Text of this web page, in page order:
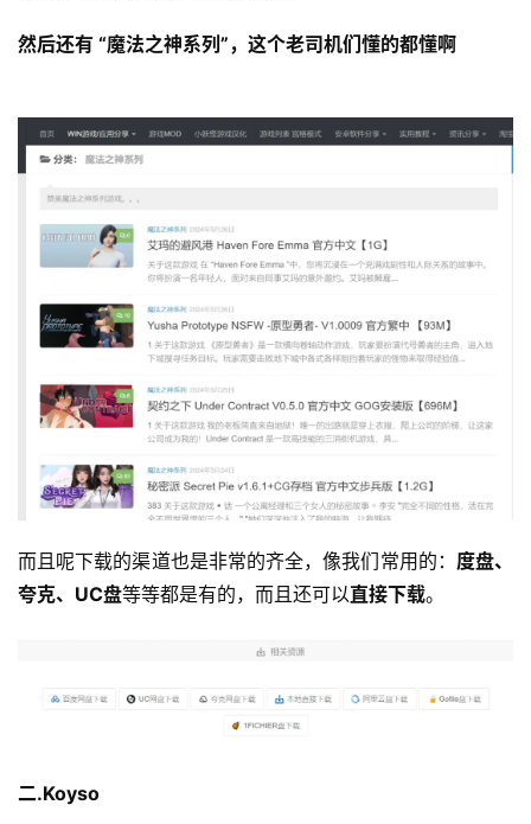
然后还有 “魔法之神系列”，这个老司机们懂的都懂啊
而且呢下载的渠道也是非常的齐全，像我们常用的： 度盘、
夸克、UC盘等等都是有的，而且还可以直接下载。
二.Koyso